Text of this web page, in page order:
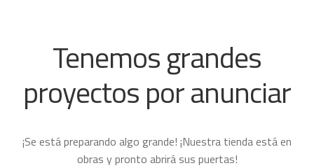
PROYECTOS
Tenemos grandes
proyectos por anunciar
¡Se está preparando algo grande! ¡Nuestra tienda está en
obras y pronto abrirá sus puertas!